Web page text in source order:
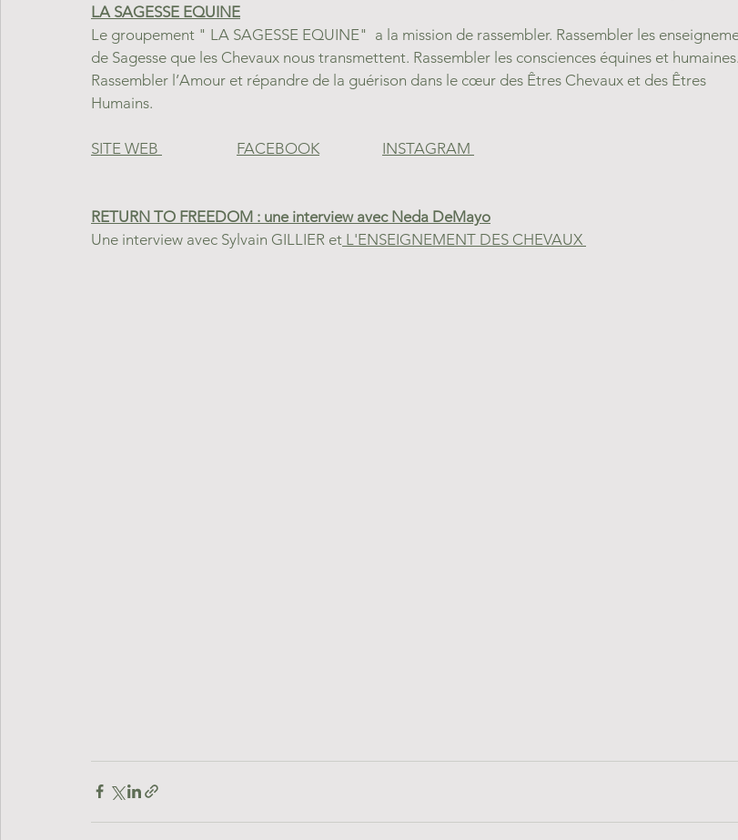
LA SAGESSE EQUINE
Le groupement " LA SAGESSE EQUINE"  a la mission de rassembler. Rassembler les
de Sagesse que les Chevaux nous transmettent. Rassembler les consciences équines et humaines.
Rassembler l’Amour et répandre de la guérison dans le cœur des Êtres Chevaux et des Êtres
Humains.
FACEBOOK
RETURN TO FREEDOM : une interview avec Neda DeMayo
Une interview avec Sylvain GILLIER et L'ENSEIGNEMENT DES CHEVAUX